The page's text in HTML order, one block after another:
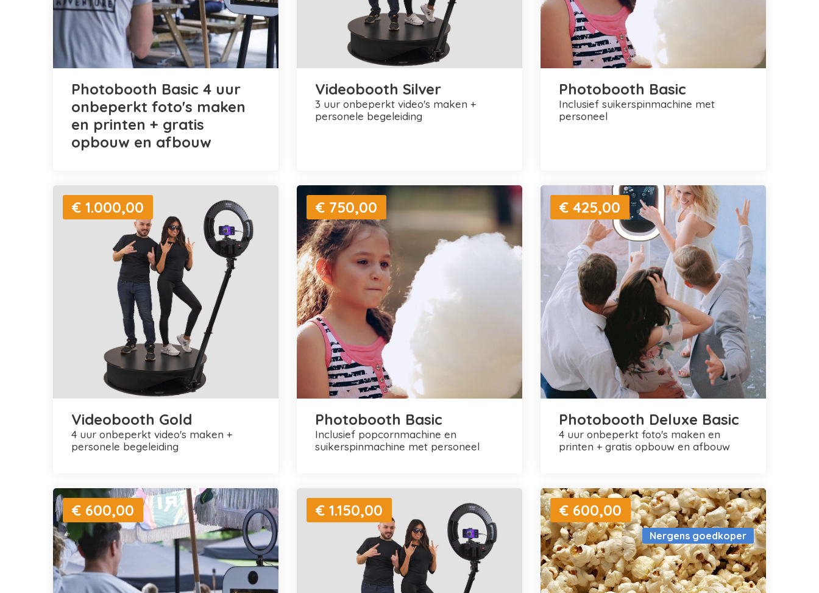
Photobooth Basic 4 uur
onbeperkt foto's maken
en printen + gratis
opbouw en afbouw
Videobooth Silver
3 uur onbeperkt video's maken +
personele begeleiding
Photobooth Basic
inclusief suikerspinmachine met
personeel
€ 1.000,00
Videobooth Gold
4 uur onbeperkt video's maken +
personele begeleiding
€ 750,00
Photobooth Basic
inclusief popcornmachine en
suikerspinmachine met personeel
€ 425,00
Photobooth Deluxe Basic
4 uur onbeperkt foto's maken en
printen + gratis opbouw en afbouw
€ 600,00 € 1.150,00
Nergens goedkoper
€ 600,00